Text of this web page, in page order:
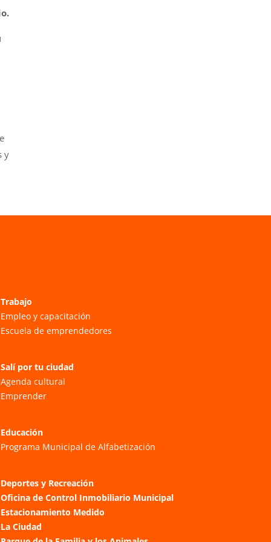
y
Trabajo
Empleo y capacitación
Escuela de emprendedores
Salí por tu ciudad
Agenda cultural
Emprender
Educación
Programa Municipal de Alfabetización
Deportes y Recreación
Oficina de Control Inmobiliario Municipal
Estacionamiento Medido
La Ciudad